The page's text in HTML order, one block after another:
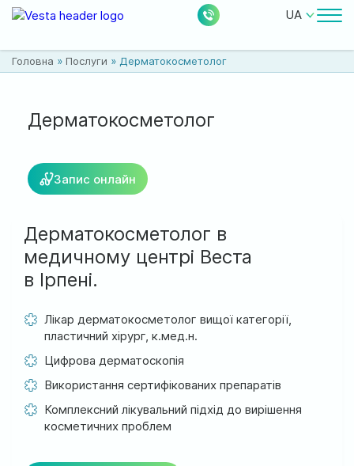
UA
Лікарі
Ціни
Контакти
Місцезнаходження:
м. Ірпінь, вул. Соборна, 128/1
Ми працюємо:
Пн-Пт: 8:00-19:00
Сб: 08:00-18:00
Головна » Послуги » Дерматокосметолог
Дерматокосметолог
Запис онлайн
Дерматокосметолог в
медичному центрі Веста
в Ірпені.
Лікар дерматокосметолог вищої категорії,
пластичний хірург, к.мед.н.
Цифрова дерматоскопія
Використання сертифікованих препаратів
Комплексний лікувальний підхід до вирішення
косметичних проблем